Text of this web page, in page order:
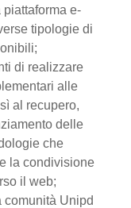
piattaforma e-
tipologie di
di realizzare
alle
al recupero,
delle
che
la condivisione
il web;
comunità Unipd